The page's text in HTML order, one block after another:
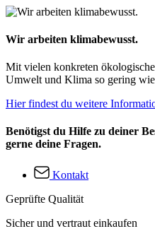
Wir arbeiten klimabewusst.
Mit vielen konkreten
Umwelt und Klima so gering
Hier findest du weitere
Benötigst du Hilfe zu deiner
gerne deine Fragen.
Kontakt
Geprüfte Qualität
Sicher und vertraut einkaufen